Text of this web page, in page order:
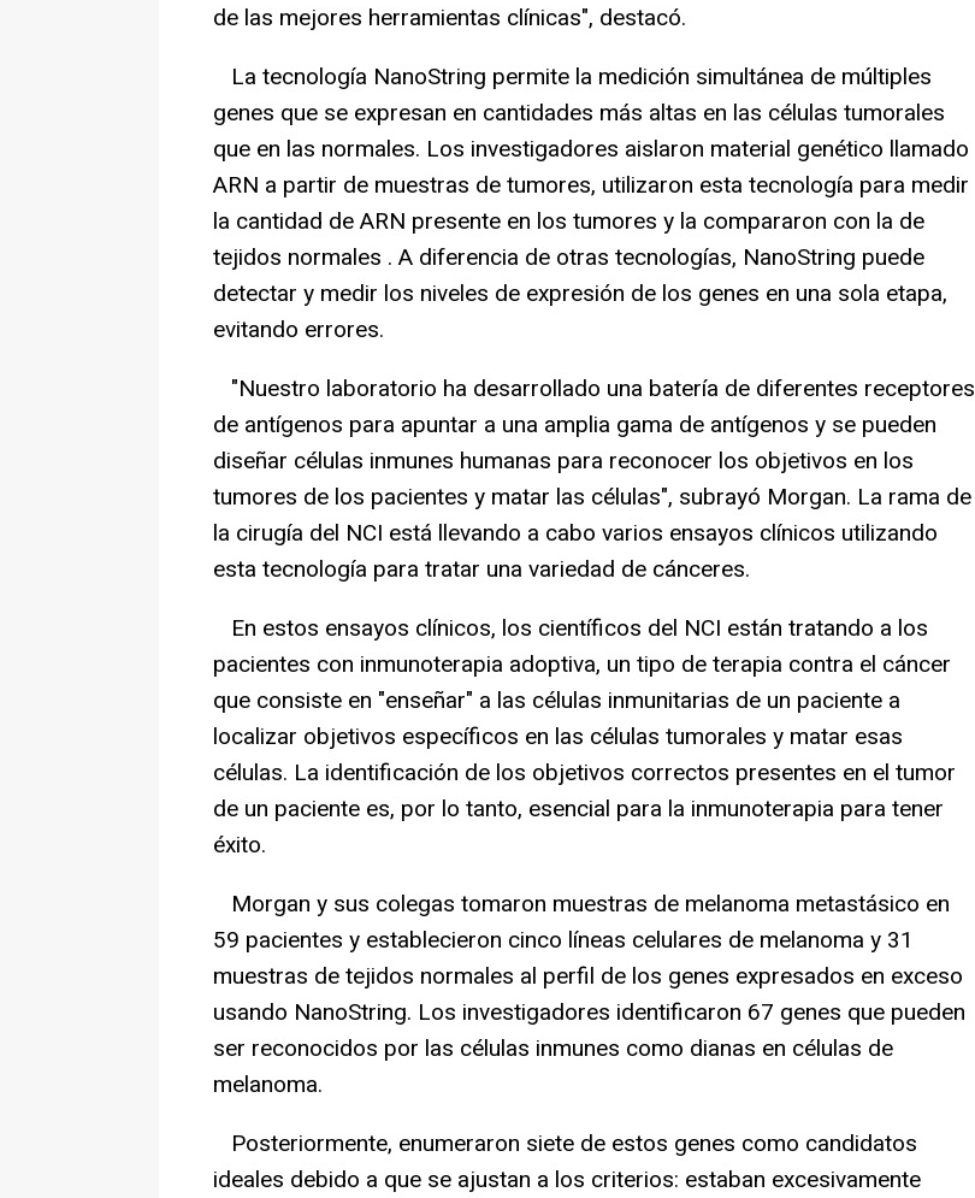
de las mejores herramientas clínicas", destacó.
La tecnología NanoString permite la medición simultánea de múltiples
genes que se expresan en cantidades más altas en las células tumorales
que en las normales. Los investigadores aislaron material genético llamado
ARN a partir de muestras de tumores, utilizaron esta tecnología para medir
la cantidad de ARN presente en los tumores y la compararon con la de
tejidos normales . A diferencia de otras tecnologías, NanoString puede
detectar y medir los niveles de expresión de los genes en una sola etapa,
evitando errores.
"Nuestro laboratorio ha desarrollado una batería de diferentes receptores
de antígenos para apuntar a una amplia gama de antígenos y se pueden
diseñar células inmunes humanas para reconocer los objetivos en los
tumores de los pacientes y matar las células", subrayó Morgan. La rama de
la cirugía del NCI está llevando a cabo varios ensayos clínicos utilizando
esta tecnología para tratar una variedad de cánceres.
En estos ensayos clínicos, los científicos del NCI están tratando a los
pacientes con inmunoterapia adoptiva, un tipo de terapia contra el cáncer
que consiste en "enseñar" a las células inmunitarias de un paciente a
localizar objetivos específicos en las células tumorales y matar esas
células. La identificación de los objetivos correctos presentes en el tumor
de un paciente es, por lo tanto, esencial para la inmunoterapia para tener
éxito.
Morgan y sus colegas tomaron muestras de melanoma metastásico en
59 pacientes y establecieron cinco líneas celulares de melanoma y 31
muestras de tejidos normales al perfil de los genes expresados en exceso
usando NanoString. Los investigadores identificaron 67 genes que pueden
ser reconocidos por las células inmunes como dianas en células de
melanoma.
Posteriormente, enumeraron siete de estos genes como candidatos
ideales debido a que se ajustan a los criterios: estaban excesivamente